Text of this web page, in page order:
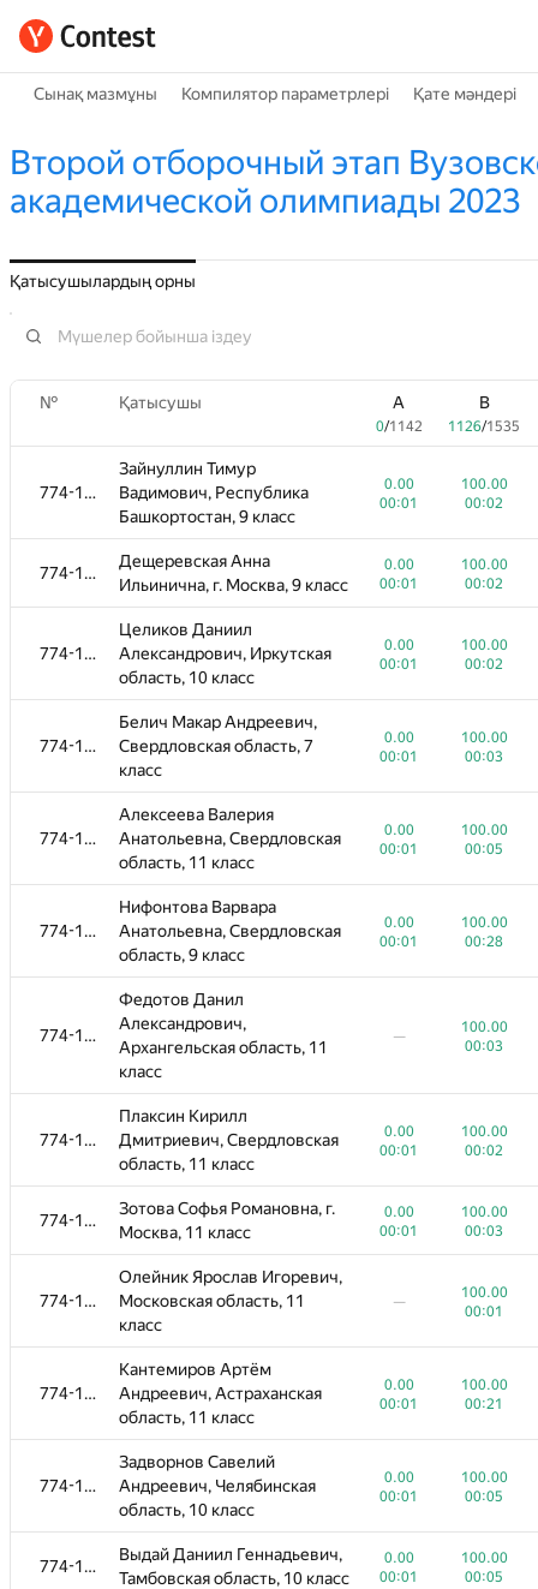
Сынақ мазмұны Компилятор параметрлері Қате мәндері
Второй отборочный этап
академической олимпиады 2023
Қатысушылардың орны
№ Қатысушы A
0/1142
B
1126/1535
774-1096
Зайнуллин Тимур
Вадимович, Республика
Башкортостан, 9 класс
0.00
00:01
100.00
00:02
774-1096
Дещеревская Анна
Ильинична, г. Москва, 9 класс
0.00
00:01
100.00
00:02
774-1096
Целиков Даниил
Александрович, Иркутская
область, 10 класс
0.00
00:01
100.00
00:02
774-1096
Белич Макар Андреевич,
Свердловская область, 7
класс
0.00
00:01
100.00
00:03
774-1096
Алексеева Валерия
Анатольевна, Свердловская
область, 11 класс
0.00
00:01
100.00
00:05
774-1096
Нифонтова Варвара
Анатольевна, Свердловская
область, 9 класс
0.00
00:01
100.00
00:28
774-1096
Федотов Данил
Александрович,
Архангельская область, 11
класс
—
100.00
00:03
774-1096
Плаксин Кирилл
Дмитриевич, Свердловская
область, 11 класс
0.00
00:01
100.00
00:02
774-1096
Зотова Софья Романовна, г.
Москва, 11 класс
0.00
00:01
100.00
00:03
774-1096
Олейник Ярослав Игоревич,
Московская область, 11
класс
—
100.00
00:01
774-1096
Кантемиров Артём
Андреевич, Астраханская
область, 11 класс
0.00
00:01
100.00
00:21
774-1096
Задворнов Савелий
Андреевич, Челябинская
область, 10 класс
0.00
00:01
100.00
00:05
774-1096
Выдай Даниил Геннадьевич,
Тамбовская область, 10 класс
0.00
00:01
100.00
00:05